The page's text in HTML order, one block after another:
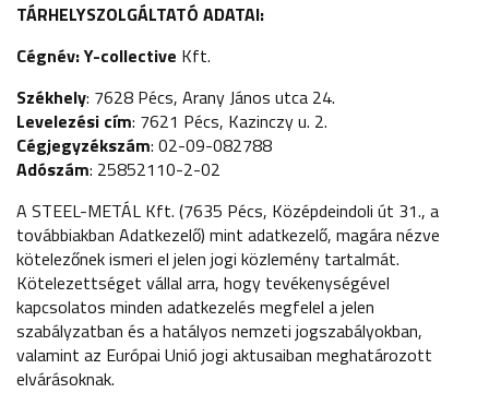
TÁRHELYSZOLGÁLTATÓ ADATAI:
Cégnév: Y-collective Kft.
Székhely: 7628 Pécs, Arany János utca 24.
Levelezési cím: 7621 Pécs, Kazinczy u. 2.
Cégjegyzékszám: 02-09-082788
Adószám: 25852110-2-02
A STEEL-METÁL Kft. (7635 Pécs, Középdeindoli út 31., a
továbbiakban Adatkezelő) mint adatkezelő, magára nézve
kötelezőnek ismeri el jelen jogi közlemény tartalmát.
Kötelezettséget vállal arra, hogy tevékenységével
kapcsolatos minden adatkezelés megfelel a jelen
szabályzatban és a hatályos nemzeti jogszabályokban,
valamint az Európai Unió jogi aktusaiban meghatározott
elvárásoknak.